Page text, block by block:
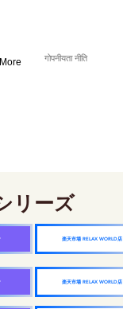
More गोपनीयता नीति
リーズ
楽天市場 RELAX WORLD店
楽天市場 RELAX WORLD店